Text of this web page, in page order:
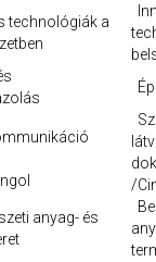
technológiák a
/
anyag- és